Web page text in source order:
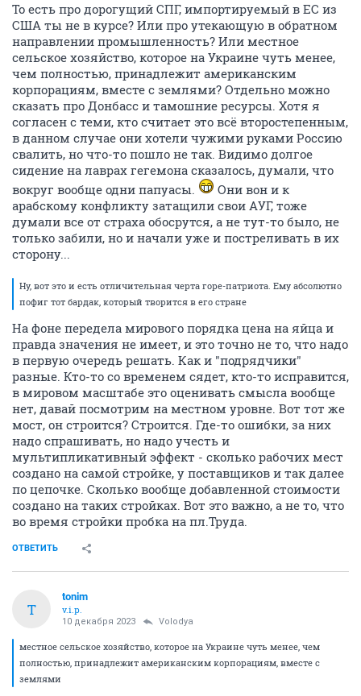
То есть про дорогущий СПГ, импортируемый в ЕС из
США ты не в курсе? Или про утекающую в обратном
направлении промышленность? Или местное
сельское хозяйство, которое на Украине чуть менее,
чем полностью, принадлежит американским
корпорациям, вместе с землями? Отдельно можно
сказать про Донбасс и тамошние ресурсы. Хотя я
согласен с теми, кто считает это всё второстепенным,
в данном случае они хотели чужими руками Россию
свалить, но что-то пошло не так. Видимо долгое
сидение на лаврах гегемона сказалось, думали, что
вокруг вообще одни папуасы.
Они вон и к
арабскому конфликту затащили свои АУГ, тоже
думали все от страха обосрутся, а не тут-то было, не
только забили, но и начали уже и постреливать в их
сторону...
Ну, вот это и есть отличительная черта горе-патриота. Ему абсолютно
пофиг тот бардак, который творится в его стране
На фоне передела мирового порядка цена на яйца и
правда значения не имеет, и это точно не то, что надо
в первую очередь решать. Как и "подрядчики"
разные. Кто-то со временем сядет, кто-то исправится,
в мировом масштабе это оценивать смысла вообще
нет, давай посмотрим на местном уровне. Вот тот же
мост, он строится? Строится. Где-то ошибки, за них
надо спрашивать, но надо учесть и
мультипликативный эффект - сколько рабочих мест
создано на самой стройке, у поставщиков и так далее
по цепочке. Сколько вообще добавленной стоимости
создано на таких стройках. Вот это важно, а не то, что
во время стройки пробка на пл.Труда.
ОТВЕТИТЬ
T
tonim
v.i.p.
10 декабря 2023 Volodya
местное сельское хозяйство, которое на Украине чуть менее, чем
полностью, принадлежит американским корпорациям, вместе с
землями